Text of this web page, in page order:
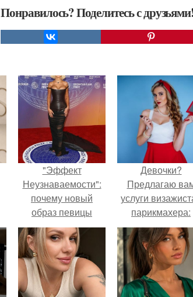
Понравилось? Поделитесь с
"Эффект
Неузнаваемости":
почему новый
образ певицы
вызвал споры о
гранях
возможного?
Девочки?
Предлагаю
услуги
парикмахера: